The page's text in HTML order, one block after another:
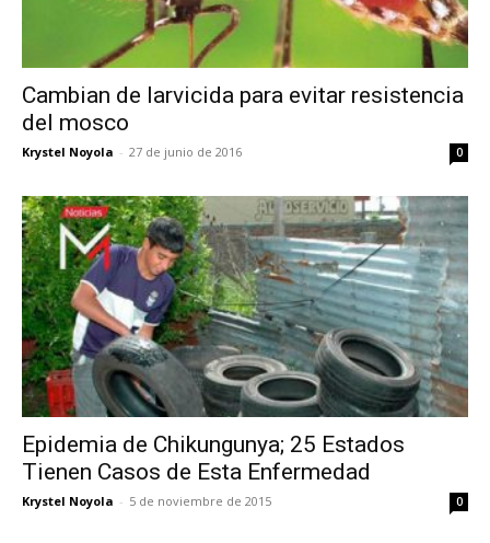
Cambian de larvicida para evitar resistencia
del mosco
Krystel Noyola - 27 de junio de 2016 0
Epidemia de Chikungunya; 25 Estados
Tienen Casos de Esta Enfermedad
Krystel Noyola - 5 de noviembre de 2015 0